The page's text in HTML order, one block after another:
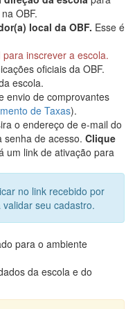
OBF.
local da OBF. Esse é
para inscrever a escola.
oficiais da OBF.
escola.
envio de comprovantes
de Taxas).
o endereço de e-mail do
senha de acesso. Clique
um link de ativação para
no link recebido por
validar seu cadastro.
para o ambiente
da escola e do